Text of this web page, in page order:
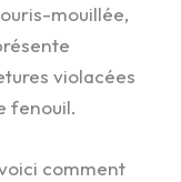
mouillée,
violacées
fenouil.
comment